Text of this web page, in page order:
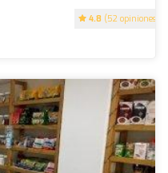
4.8 (52 opiniones)